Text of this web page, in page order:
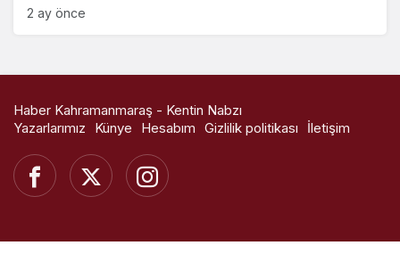
2 ay önce
Haber Kahramanmaraş - Kentin Nabzı
Yazarlarımız
Künye Hesabım Gizlilik politikası İletişim